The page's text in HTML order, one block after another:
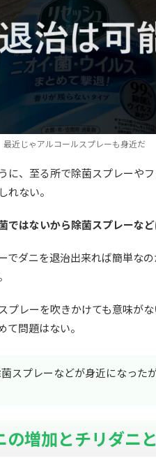
最近じゃアルコールスプレーも身近だ
に、至る所で除菌スプレーや
れない。
ではないから除菌スプレーなど
でダニを退治出来れば簡単な
プレーを吹きかけても意味が
問題はない。
スプレーなどが身近になった
の増加とチリダニ